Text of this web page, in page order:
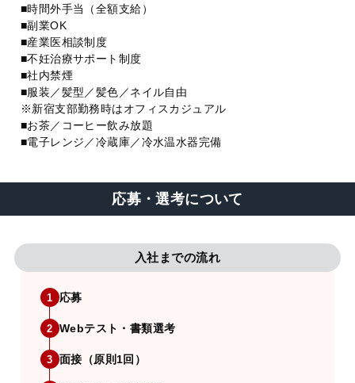
■時間外手当（全額支給）
■副業OK
■産業医相談制度
■不妊治療サポート制度
■社内禁煙
■服装／髪型／髪色／ネイル自由
※新宿支部勤務時はオフィスカジュアル
■お茶／コーヒー飲み放題
■電子レンジ／冷蔵庫／冷水温水器完備
応募・選考について
入社までの流れ
1 応募
2 Webテスト・書類選考
3 面接（原則1回）